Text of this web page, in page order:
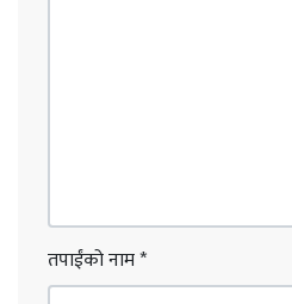
तपाईंको नाम*